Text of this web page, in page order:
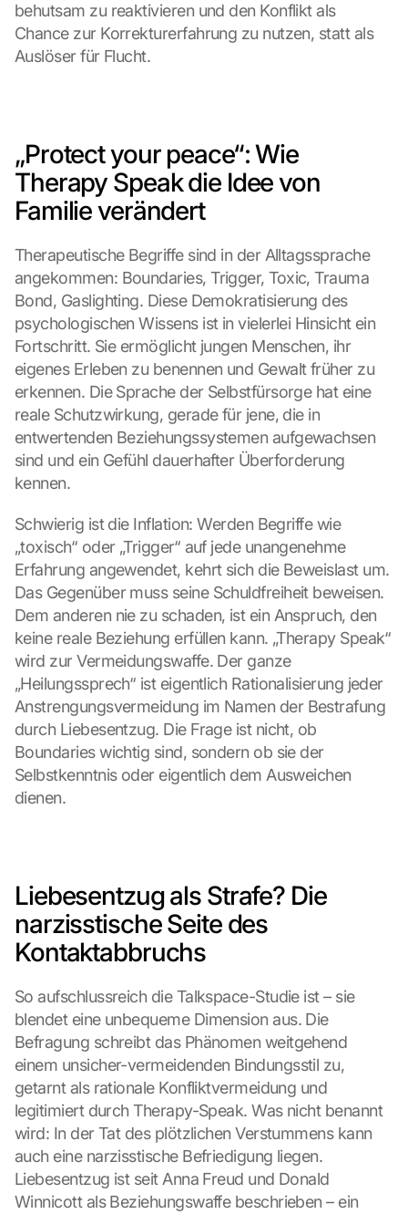
behutsam zu reaktivieren und den Konflikt als
Chance zur Korrekturerfahrung zu nutzen, statt als
Auslöser für Flucht.
„Protect your peace“: Wie
Therapy Speak die Idee von
Familie verändert
Therapeutische Begriffe sind in der Alltagssprache
angekommen: Boundaries, Trigger, Toxic, Trauma
Bond, Gaslighting. Diese Demokratisierung des
psychologischen Wissens ist in vielerlei Hinsicht ein
Fortschritt. Sie ermöglicht jungen Menschen, ihr
eigenes Erleben zu benennen und Gewalt früher zu
erkennen. Die Sprache der Selbstfürsorge hat eine
reale Schutzwirkung, gerade für jene, die in
entwertenden Beziehungssystemen aufgewachsen
sind und ein Gefühl dauerhafter Überforderung
kennen.
Schwierig ist die Inflation: Werden Begriffe wie
„toxisch“ oder „Trigger“ auf jede unangenehme
Erfahrung angewendet, kehrt sich die Beweislast um.
Das Gegenüber muss seine Schuldfreiheit beweisen.
Dem anderen nie zu schaden, ist ein Anspruch, den
keine reale Beziehung erfüllen kann. „Therapy Speak“
wird zur Vermeidungswaffe. Der ganze
„Heilungssprech“ ist eigentlich Rationalisierung jeder
Anstrengungsvermeidung im Namen der Bestrafung
durch Liebesentzug. Die Frage ist nicht, ob
Boundaries wichtig sind, sondern ob sie der
Selbstkenntnis oder eigentlich dem Ausweichen
dienen.
Liebesentzug als Strafe? Die
narzisstische Seite des
Kontaktabbruchs
So aufschlussreich die Talkspace-Studie ist – sie
blendet eine unbequeme Dimension aus. Die
Befragung schreibt das Phänomen weitgehend
einem unsicher-vermeidenden Bindungsstil zu,
getarnt als rationale Konfliktvermeidung und
legitimiert durch Therapy-Speak. Was nicht benannt
wird: In der Tat des plötzlichen Verstummens kann
auch eine narzisstische Befriedigung liegen.
Liebesentzug ist seit Anna Freud und Donald
Winnicott als Beziehungswaffe beschrieben – ein